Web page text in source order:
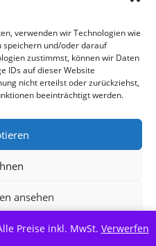
verwenden wir Technologien wie
speichern und/oder darauf
zustimmst, können wir Daten
IDs auf dieser Website
nicht erteilst oder zurückziehst,
beeinträchtigt werden.
ansehen
Preise inkl. MwSt. Verwerfen